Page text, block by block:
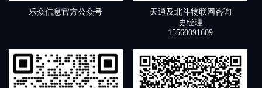
乐众信息官方公众号
天通及北斗物联网咨询
史经理
15560091609